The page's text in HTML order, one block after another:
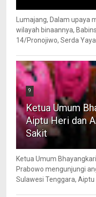
Lumajang, Dalam upaya
wilayah binaannya,
14/Pronojiwo, Serda
9
Ketua Umum
Aiptu Heri dan
Sakit
Ketua Umum
Prabowo mengunjungi
Sulawesi Tenggara, Aiptu